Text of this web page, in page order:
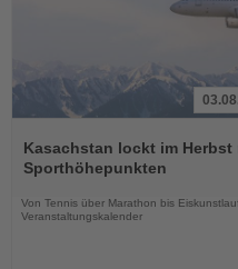
Sie
die
Nachrichten
Kasachstan lockt im
Sporthöhepunkten
Von Tennis über Marathon bis
Veranstaltungskalender